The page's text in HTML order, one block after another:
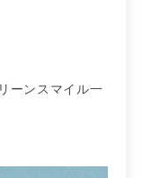
ーンスマイル一